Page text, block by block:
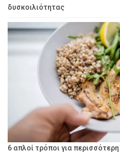
δυσκοιλιότητας
6 απλοί τρόποι για